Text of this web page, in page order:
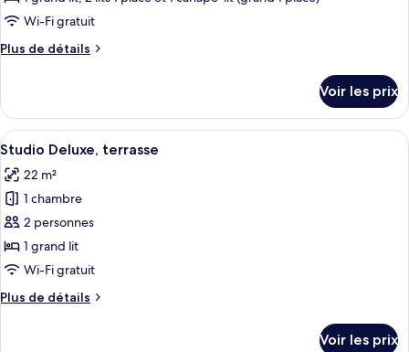
type
chambre :
2
chambres
Wi-Fi gratuit
Plus de détails
Plus
le
type
de
Appartement
Deluxe,
chambres
Voir les prix
Afficher
toutes
les
photos
pour
ce
type
chambre :
Une terrasse avec un canapé, des
5
Studio Deluxe, terrasse
22 m²
1 chambre
2 personnes
1 grand lit
Wi-Fi gratuit
Plus de détails
Plus
Voir les prix